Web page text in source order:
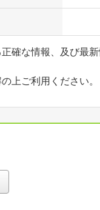
確な情報、及び最
上ご利用ください。